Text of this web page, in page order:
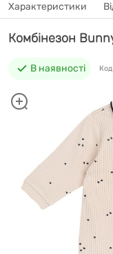
Характеристики
Комбінезон
В наявності